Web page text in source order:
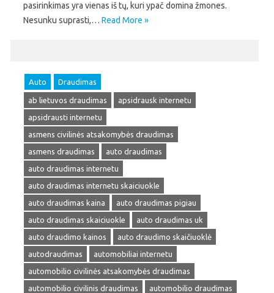
pasirinkimas yra vienas iš tų, kuri ypač domina žmones.
Nesunku suprasti,… Read More »
Auto Draudimas
ab lietuvos draudimas
apsidrausk internetu
apsidrausti internetu
asmens civilinės atsakomybės draudimas
asmens draudimas
auto draudimas
auto draudimas internetu
auto draudimas internetu skaiciuokle
auto draudimas kaina
auto draudimas pigiau
auto draudimas skaiciuokle
auto draudimas uk
auto draudimo kainos
auto draudimo skaičiuoklė
autodraudimas
automobiliai internetu
automobilio civilinės atsakomybės draudimas
automobilio civilinis draudimas
automobilio draudimas